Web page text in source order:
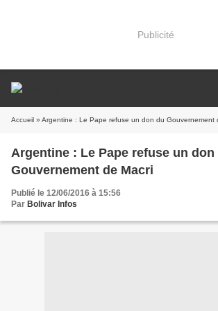
Publicité
Accueil » Argentine : Le Pape refuse un don du Gouvernement
Argentine : Le Pape refuse un don
Gouvernement de Macri
Publié le 12/06/2016 à 15:56
Par Bolivar Infos